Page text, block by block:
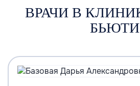
ВРАЧИ В
БЬЮТИ